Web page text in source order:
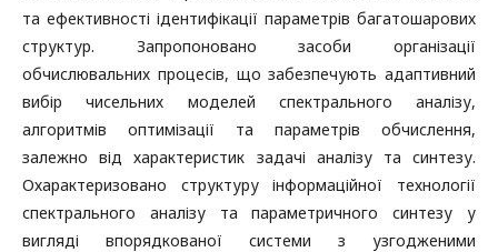
та ефективності ідентифікації параметрів багатошарових
структур. Запропоновано засоби організації
обчислювальних процесів, що забезпечують адаптивний
вибір чисельних моделей спектрального аналізу,
алгоритмів оптимізації та параметрів обчислення,
залежно від характеристик задачі аналізу та синтезу.
Охарактеризовано структуру інформаційної технології
спектрального аналізу та параметричного синтезу у
вигляді впорядкованої системи з узгодженими